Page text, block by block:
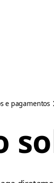
e pagamentos